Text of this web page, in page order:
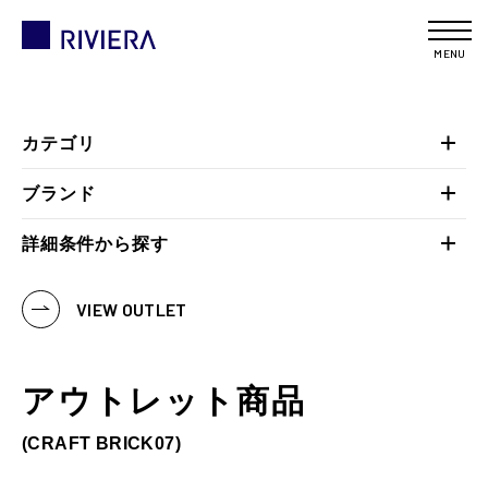
MENU
アウトレット商品
(CRAFT BRICK07)
カテゴリ
ブランド
詳細条件から探す
VIEW OUTLET